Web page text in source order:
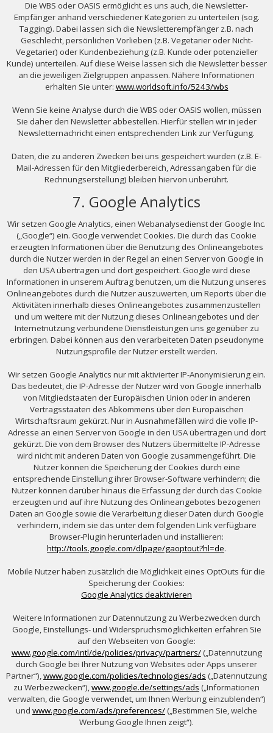
Die WBS oder OASIS ermöglicht es uns auch, die Newsletter-
Empfänger anhand verschiedener Kategorien zu unterteilen (sog.
Tagging). Dabei lassen sich die Newsletterempfänger z.B. nach
Geschlecht, persönlichen Vorlieben (z.B. Vegetarier oder Nicht-
Vegetarier) oder Kundenbeziehung (z.B. Kunde oder potenzieller
Kunde) unterteilen. Auf diese Weise lassen sich die Newsletter besser
an die jeweiligen Zielgruppen anpassen. Nähere Informationen
erhalten Sie unter: www.worldsoft.info/5243/wbs
Wenn Sie keine Analyse durch die WBS oder OASIS wollen, müssen
Sie daher den Newsletter abbestellen. Hierfür stellen wir in jeder
Newsletternachricht einen entsprechenden Link zur Verfügung.
Daten, die zu anderen Zwecken bei uns gespeichert wurden (z.B. E-
Mail-Adressen für den Mitgliederbereich, Adressangaben für die
Rechnungserstellung) bleiben hiervon unberührt.
7. Google Analytics
Wir setzen Google Analytics, einen Webanalysedienst der Google Inc.
(„Google“) ein. Google verwendet Cookies. Die durch das Cookie
erzeugten Informationen über die Benutzung des Onlineangebotes
durch die Nutzer werden in der Regel an einen Server von Google in
den USA übertragen und dort gespeichert. Google wird diese
Informationen in unserem Auftrag benutzen, um die Nutzung unseres
Onlineangebotes durch die Nutzer auszuwerten, um Reports über die
Aktivitäten innerhalb dieses Onlineangebotes zusammenzustellen
und um weitere mit der Nutzung dieses Onlineangebotes und der
Internetnutzung verbundene Dienstleistungen uns gegenüber zu
erbringen. Dabei können aus den verarbeiteten Daten pseudonyme
Nutzungsprofile der Nutzer erstellt werden.
Wir setzen Google Analytics nur mit aktivierter IP-Anonymisierung ein.
Das bedeutet, die IP-Adresse der Nutzer wird von Google innerhalb
von Mitgliedstaaten der Europäischen Union oder in anderen
Vertragsstaaten des Abkommens über den Europäischen
Wirtschaftsraum gekürzt. Nur in Ausnahmefällen wird die volle IP-
Adresse an einen Server von Google in den USA übertragen und dort
gekürzt. Die von dem Browser des Nutzers übermittelte IP-Adresse
wird nicht mit anderen Daten von Google zusammengeführt. Die
Nutzer können die Speicherung der Cookies durch eine
entsprechende Einstellung ihrer Browser-Software verhindern; die
Nutzer können darüber hinaus die Erfassung der durch das Cookie
erzeugten und auf ihre Nutzung des Onlineangebotes bezogenen
Daten an Google sowie die Verarbeitung dieser Daten durch Google
verhindern, indem sie das unter dem folgenden Link verfügbare
Browser-Plugin herunterladen und installieren:
http://tools.google.com/dlpage/gaoptout?hl=de.
Mobile Nutzer haben zusätzlich die Möglichkeit eines OptOuts für die
Speicherung der Cookies:
Google Analytics deaktivieren
Weitere Informationen zur Datennutzung zu Werbezwecken durch
Google, Einstellungs- und Widerspruchsmöglichkeiten erfahren Sie
auf den Webseiten von Google:
www.google.com/intl/de/policies/privacy/partners/(„Datennutzung
durch Google bei Ihrer Nutzung von Websites oder Apps unserer
Partner“), www.google.com/policies/technologies/ads („Datennutzung
zu Werbezwecken“), www.google.de/settings/ads („Informationen
verwalten, die Google verwendet, um Ihnen Werbung einzublenden“)
und www.google.com/ads/preferences/(„Bestimmen Sie, welche
Werbung Google Ihnen zeigt“).